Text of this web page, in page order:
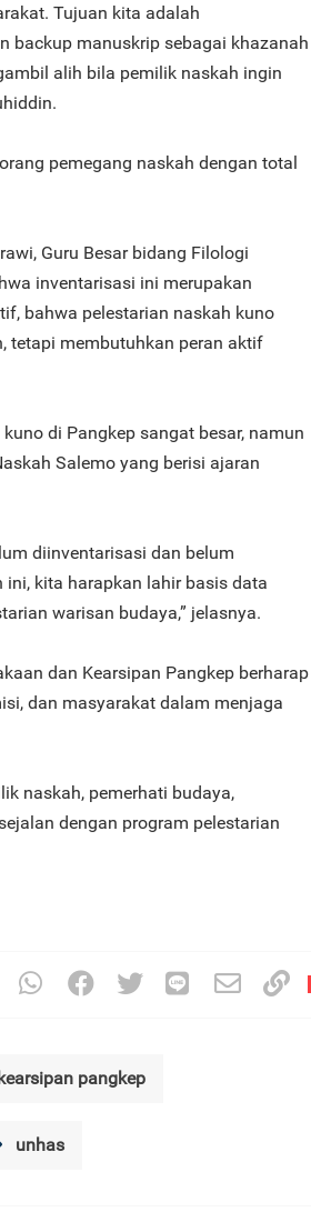
Tujuan kita adalah
backup manuskrip sebagai khazanah
alih bila pemilik naskah ingin
pemegang naskah dengan total
Guru Besar bidang Filologi
inventarisasi ini merupakan
bahwa pelestarian naskah kuno
tetapi membutuhkan peran aktif
di Pangkep sangat besar, namun
Salemo yang berisi ajaran
diinventarisasi dan belum
kita harapkan lahir basis data
warisan budaya,” jelasnya.
dan Kearsipan Pangkep berharap
dan masyarakat dalam menjaga
naskah, pemerhati budaya,
dengan program pelestarian
pangkep
unhas